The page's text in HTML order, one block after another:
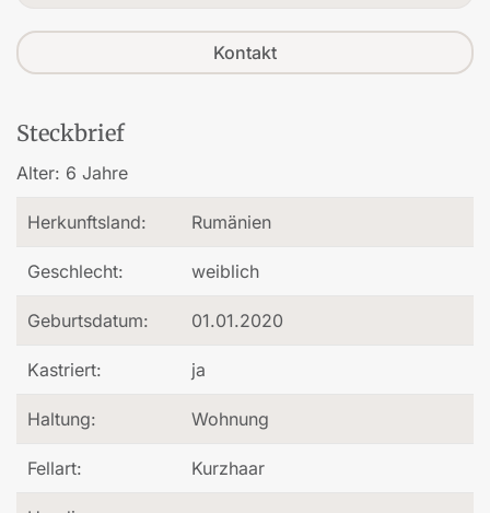
Kontakt
Steckbrief
Alter: 6 Jahre
Herkunftsland: Rumänien
Geschlecht: weiblich
Geburtsdatum: 01.01.2020
Kastriert: ja
Haltung: Wohnung
Fellart: Kurzhaar